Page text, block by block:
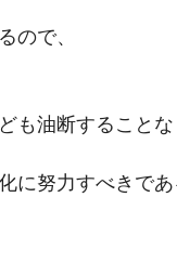
ので、
も油断することな
に努力すべきであ